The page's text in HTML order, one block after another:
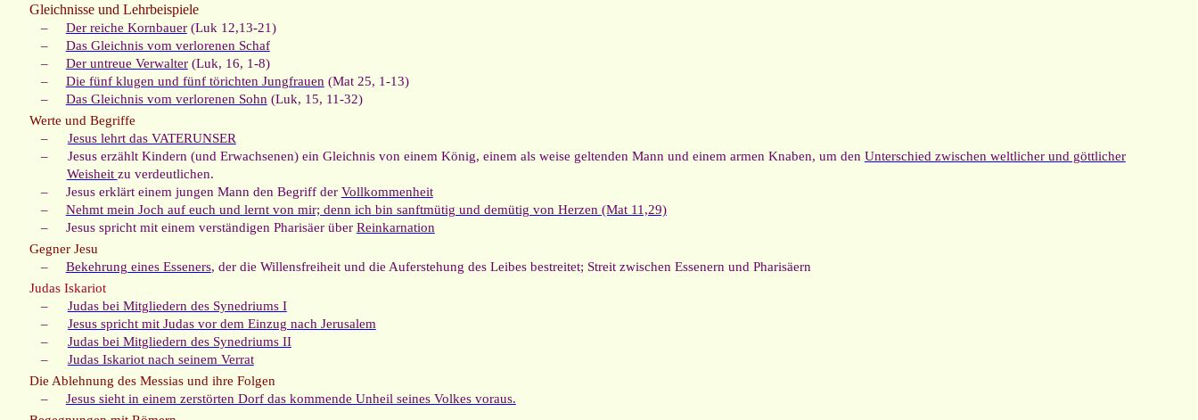
Gleichnisse und Lehrbeispiele
– Der reiche Kornbauer(Luk 12,13-21)
–
Das Gleichnis vom verlorenen Schaf
–
Der untreue Verwalter(Luk, 16, 1-8)
–
Die fünf klugen und fünf törichten Jungfrauen (Mat 25, 1-13)
–
Das Gleichnis vom verlorenen Sohn (Luk, 15, 11-32)
Werte und Begriffe
–
Jesus lehrt das VATERUNSER
–
Jesus erzählt Kindern (und Erwachsenen) ein Gleichnis von einem König, einem als weise geltenden Mann und einem armen Knaben, um den Unterschied zwischen weltlicher und göttlicher
Weisheit zu verdeutlichen.
–
Jesus erklärt einem jungen Mann den Begriff der Vollkommenheit
–
Nehmt mein Joch auf euch und lernt von mir; denn ich bin sanftmütig und demütig von Herzen (Mat 11,29)
–
Jesus spricht mit einem verständigen Pharisäer über Reinkarnation
Gegner Jesu
–
Bekehrung eines Esseners, der die Willensfreiheit und die Auferstehung des Leibes bestreitet; Streit zwischen Essenern und Pharisäern
Judas Iskariot
–
Judas bei Mitgliedern des Synedriums I
–
Jesus spricht mit Judas vor dem Einzug nach Jerusalem
–
Judas bei Mitgliedern des Synedriums II
–
Judas Iskariot nach seinem Verrat
Die Ablehnung des Messias und ihre Folgen
–
Jesus sieht in einem zerstörten Dorf das kommende Unheil seines Volkes voraus.